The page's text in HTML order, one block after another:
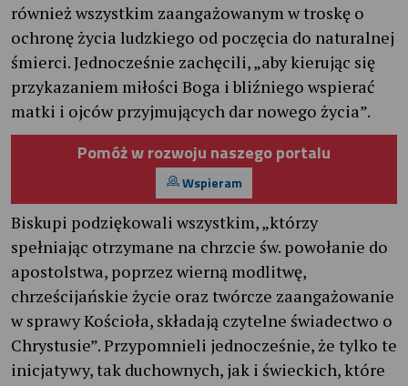
również wszystkim zaangażowanym w troskę o
ochronę życia ludzkiego od poczęcia do naturalnej
śmierci. Jednocześnie zachęcili, „aby kierując się
przykazaniem miłości Boga i bliźniego wspierać
matki i ojców przyjmujących dar nowego życia”.
Pomóż w rozwoju naszego portalu
Wspieram
Biskupi podziękowali wszystkim, „którzy
spełniając otrzymane na chrzcie św. powołanie do
apostolstwa, poprzez wierną modlitwę,
chrześcijańskie życie oraz twórcze zaangażowanie
w sprawy Kościoła, składają czytelne świadectwo o
Chrystusie”. Przypomnieli jednocześnie, że tylko te
inicjatywy, tak duchownych, jak i świeckich, które